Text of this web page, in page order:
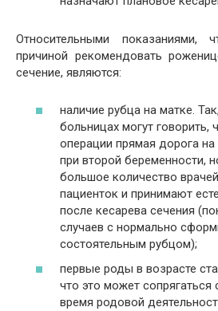
Относительными показаниями,
причиной рекомендовать
сечение, являются:
наличие рубца на матке.
больницах могут говорить,
операции прямая дорога на
при второй беременности,
большое количество
пациенток и принимают
после кесарева сечения
случаев с нормально
состоятельным рубцом);
первые роды в возрасте
что это может
время родовой